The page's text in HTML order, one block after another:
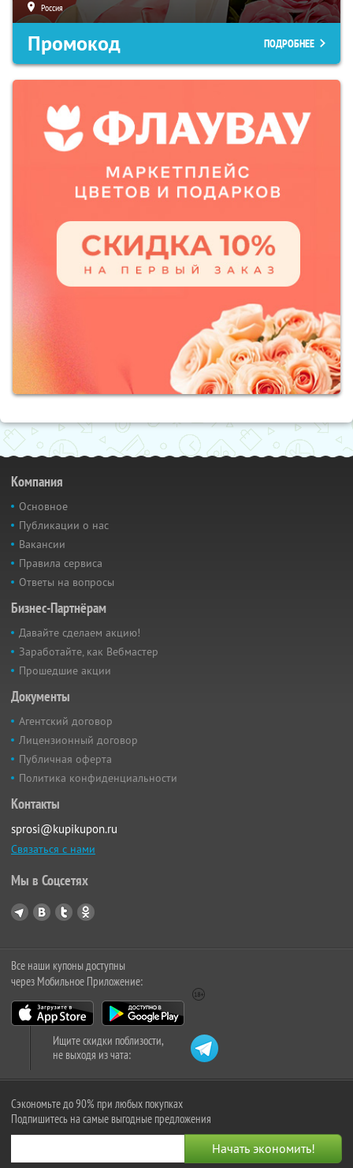
Россия
Промокод ПОДРОБНЕЕ
Компания
Основное
Публикации о нас
Вакансии
Правила сервиса
Ответы на вопросы
Бизнес-Партнёрам
Давайте сделаем акцию!
Заработайте, как Вебмастер
Прошедшие акции
Документы
Агентский договор
Лицензионный договор
Публичная оферта
Политика конфиденциальности
Контакты
sprosi@kupikupon.ru
Связаться с нами
Мы в Соцсетях
Все наши купоны доступны
через Мобильное Приложение:
Ищите скидки поблизости,
не выходя из чата:
Сэкономьте до 90% при любых покупках
Подпишитесь на самые выгодные предложения